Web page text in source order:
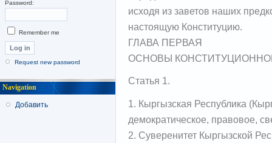
исходя из заветов наших
настоящую Конституцию.
ГЛАВА ПЕРВАЯ
ОСНОВЫ
Статья 1.
1. Кыргызская Республика
демократическое, правовое,
2. Суверенитет Кыргызской
Password:
Remember me
Request new password
Navigation
Добавить